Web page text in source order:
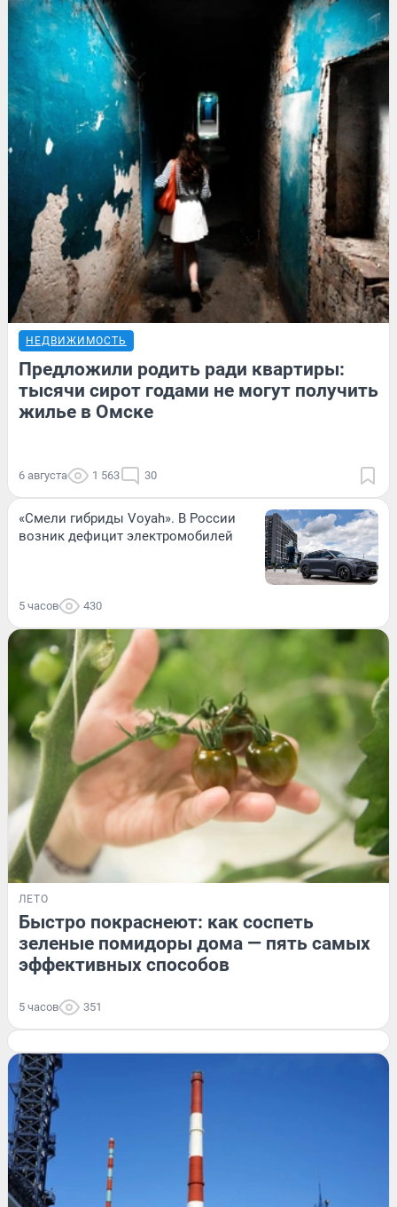
НЕДВИЖИМОСТЬ
Предложили родить ради квартиры:
тысячи сирот годами не могут получить
жилье в Омске
6 августа 1 563 30
«Смели гибриды Voyah». В России
возник дефицит электромобилей
5 часов 430
ЛЕТО
Быстро покраснеют: как соспеть
зеленые помидоры дома — пять самых
эффективных способов
5 часов 351